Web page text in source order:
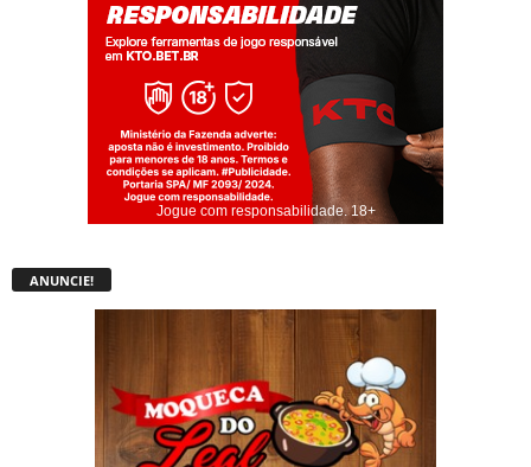
Jogue com responsabilidade. 18+
ANUNCIE!